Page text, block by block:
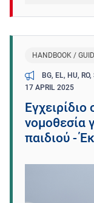
HANDBOOK /
BG, EL, HU,
17 APRIL 2025
νομοθεσία
παιδιού -